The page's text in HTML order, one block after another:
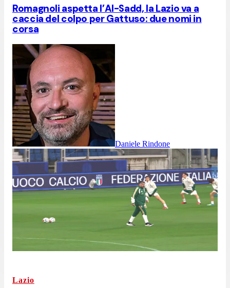
Romagnoli aspetta l’Al-Sadd, la Lazio va a
caccia del colpo per Gattuso: due nomi in
corsa
Daniele Rindone
Lazio